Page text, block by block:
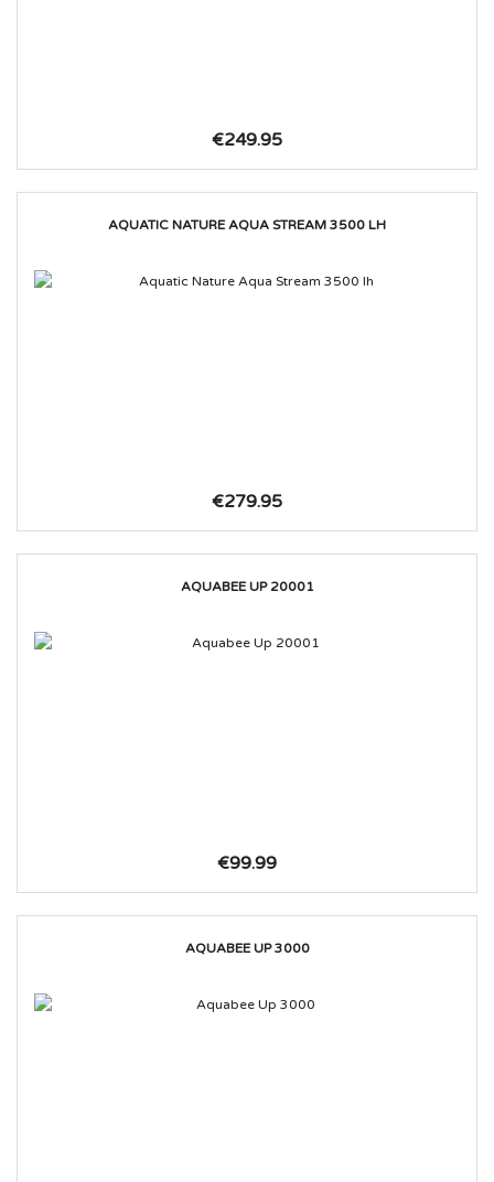
€249.95
AQUATIC NATURE AQUA STREAM 3500 LH
€279.95
AQUABEE UP 20001
€99.99
AQUABEE UP 3000